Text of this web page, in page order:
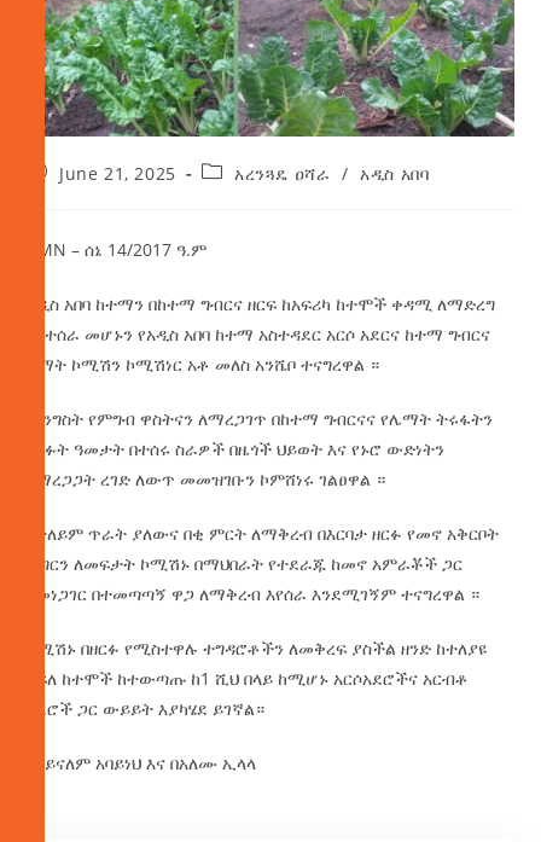
June 21, 2025 አረንጓዴ ዐሻራ / አዲስ አበባ
AMN – ሰኔ 14/2017 ዓ.ም
አዲስ አበባ ከተማን በከተማ ግብርና ዘርፍ ከአፍሪካ ከተሞች ቀዳሚ ለማድረግ
እየተሰራ መሆኑን የአዲስ አበባ ከተማ አስተዳደር አርሶ አደርና ከተማ ግብርና
ልማት ኮሚሽን ኮሚሽነር አቶ መለስ አንሼቦ ተናግረዋል ።
መንግስት የምግብ ዋስትናን ለማረጋገጥ በከተማ ግብርናና የሌማት ትሩፋትን
ባለፉት ዓመታት በተሰሩ ስራዎች በዜጎች ህይወት እና የኑሮ ውድነትን
በማረጋጋት ረገድ ለውጥ መመዝገቡን ኮምሸነሩ ገልፀዋል ።
በተለይም ጥራት ያለውና በቂ ምርት ለማቅረብ በእርባታ ዘርፉ የመኖ አቅርቦት
ችግርን ለመፍታት ኮሚሽኑ በማህበራት የተደራጁ ከመኖ አምራቾች ጋር
በመነጋገር በተመጣጣኝ ዋጋ ለማቅረብ እየሰራ እንደሚገኝም ተናግረዋል ።
ኮሚሽኑ በዘርፉ የሚስተዋሉ ተግዳሮቶችን ለመቅረፍ ያስችል ዘንድ ከተለያዩ
ክፍለ ከተሞች ከተውጣጡ ከ1 ሺህ በላይ ከሚሆኑ አርሶአደሮችና አርብቶ
አደሮች ጋር ውይይት እያካሄደ ይገኛል።
በአይናለም አባይነህ እና በአለሙ ኢላላ